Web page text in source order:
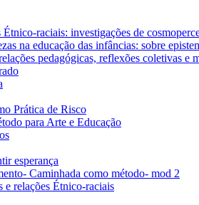
raciais: investigações de
na educação das infâncias: sobre
pedagógicas, reflexões coletivas e
Prática de Risco
para Arte e Educação
esperança
Caminhada como método- mod 2
e relações Étnico-raciais